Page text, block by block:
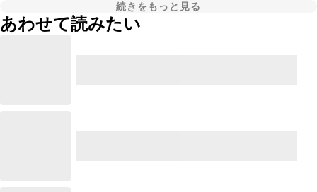
続きをもっと見る
あわせて読みたい